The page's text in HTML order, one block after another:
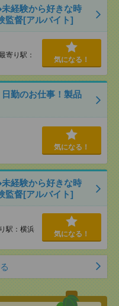
経験から好きな時
監督[アルバイト]
寄り駅：
気になる！
勤のお仕事！製品
気になる！
経験から好きな時
監督[アルバイト]
駅：横浜
気になる！